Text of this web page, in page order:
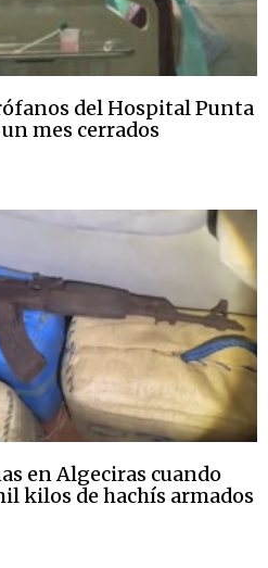
del Hospital Punta
mes cerrados
en Algeciras cuando
kilos de hachís armados